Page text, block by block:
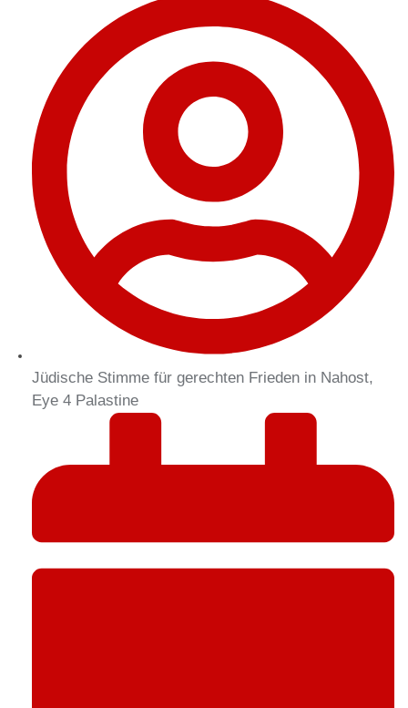
Jüdische Stimme für gerechten Frieden in Nahost,
Eye 4 Palastine